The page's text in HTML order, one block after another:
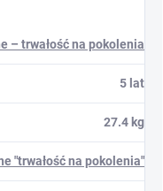
– trwałość na pokolenia
5 lat
27.4 kg
"trwałość na pokolenia"